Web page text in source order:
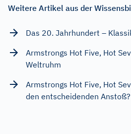
Weitere Artikel aus der
Das 20. Jahrhundert –
Armstrongs Hot Five, Hot
Weltruhm
Armstrongs Hot Five, Hot
den entscheidenden Anstoß?